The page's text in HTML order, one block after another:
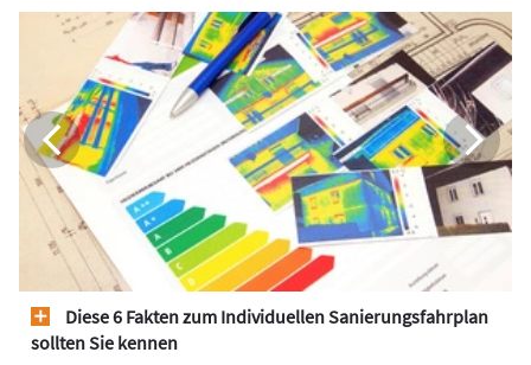
Diese 6 Fakten zum Individuellen Sanierungsfahrplan
sollten Sie kennen